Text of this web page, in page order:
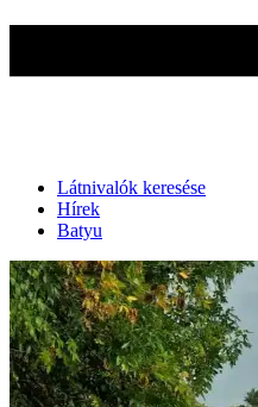
Látnivalók keresése
Hírek
Batyu